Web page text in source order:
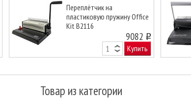
Переплётчик на
пластиковую пружину Office
Kit B2116
9082 o
Купить
Next
Товар из категории